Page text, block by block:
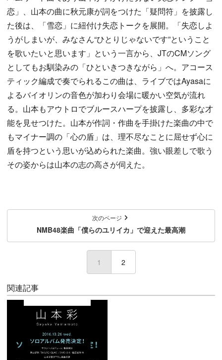
恋」、山本の曲に秋元康が詞をつけた「疑問符」を披露し
た後は、「雪恋」に紐付け失恋トークを展開。「失恋しよ
うがしまいが、みなさん“ひとりじゃないです”ということ
を歌いたいと思います」という一言から、JTのCMソング
としてもお馴染みの「ひといきつきながら」へ。アコース
ティック編成で奏でられるこの曲は、ライブではAyasaに
よるバイオリンの音色が加わり会場に暖かい空気が流れ
る。山本もアウトロでブルースハープを披露し、多彩な才
能を見せつけた。山本が作詞・作曲を手掛けた楽曲の中で
もマイナー調の「心の盾」は、理不尽なことに屈せず心に
盾を持つという思いが込められた楽曲。強い眼差しで歌う
その姿からは山本の志の高さが伺えた。
次のページ
NMB48楽曲「僕らのユリイカ」で迎えた最高潮
1 (current)
2
関連記事